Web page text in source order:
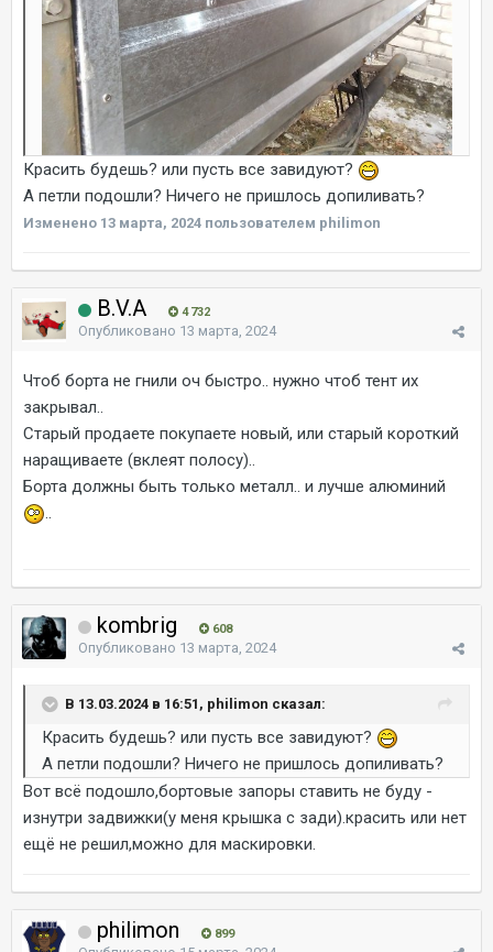
Красить будешь? или пусть все завидуют?
А петли подошли? Ничего не пришлось допиливать?
Изменено 13 марта, 2024 пользователем philimon
B.V.A 4 732
Опубликовано 13 марта, 2024
Чтоб борта не гнили оч быстро.. нужно чтоб тент их
закрывал..
Старый продаете покупаете новый, или старый короткий
наращиваете (вклеят полосу)..
Борта должны быть только металл.. и лучше алюминий
..
kombrig 608
Опубликовано 13 марта, 2024
В 13.03.2024 в 16:51, philimon сказал:
Красить будешь? или пусть все завидуют?
А петли подошли? Ничего не пришлось допиливать?
Вот всё подошло,бортовые запоры ставить не буду -
изнутри задвижки(у меня крышка с зади).красить или нет
ещё не решил,можно для маскировки.
philimon 899